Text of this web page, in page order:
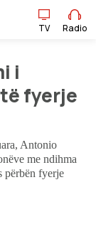
TV Radio
i
fyerje
Antonio
me ndihma
përbën fyerje